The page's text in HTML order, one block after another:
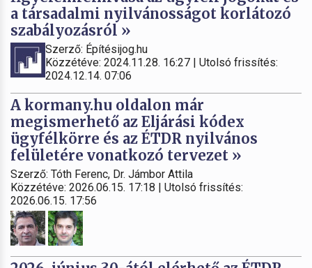
a társadalmi nyilvánosságot korlátozó
szabályozásról »
Szerző: Építésijog.hu
Közzétéve: 2024.11.28. 16:27 | Utolsó frissítés:
2024.12.14. 07:06
A kormany.hu oldalon már
megismerhető az Eljárási kódex
ügyfélkörre és az ÉTDR nyilvános
felületére vonatkozó tervezet »
Szerző: Tóth Ferenc, Dr. Jámbor Attila
Közzétéve: 2026.06.15. 17:18 | Utolsó frissítés:
2026.06.15. 17:56